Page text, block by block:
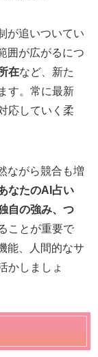
が追いついてい
囲が広がるにつ
在など、新た
す。常に最新
応していく柔
ながら競合も増
なたのAI占い
自の強み、つ
ことが重要で
能、人間的なサ
かしましょ